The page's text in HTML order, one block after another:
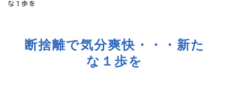
在
な１歩を
断捨離で気分爽快・・・新た
な１歩を